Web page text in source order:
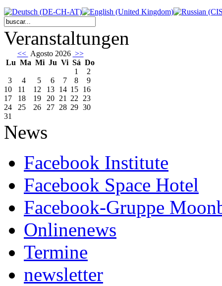
Veranstaltungen
<< Agosto 2026 >>
Lu Ma Mi Ju Vi Sá Do
1
2
3
4 5 6 7 8
9
10
11 12 13 14 15 16
17
18 19 20 21 22 23
24
25 26 27 28 29 30
31
News
Facebook Institute
Facebook Space Hotel
Facebook-Gruppe
Onlinenews
Termine
newsletter